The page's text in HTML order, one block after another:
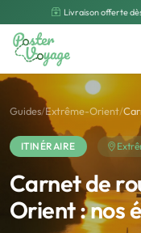
Livraison offerte
Créer mon souvenir
Guides/Extrême-Orient/
ITINÉRAIRE
Carnet de
Orient : nos